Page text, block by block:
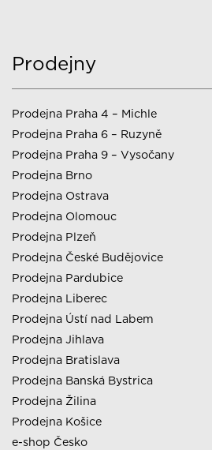
Prodejny
Prodejna Praha 4 – Michle
Prodejna Praha 6 – Ruzyně
Prodejna Praha 9 – Vysočany
Prodejna Brno
Prodejna Ostrava
Prodejna Olomouc
Prodejna Plzeň
Prodejna České Budějovice
Prodejna Pardubice
Prodejna Liberec
Prodejna Ústí nad Labem
Prodejna Jihlava
Prodejna Bratislava
Prodejna Banská Bystrica
Prodejna Žilina
Prodejna Košice
e-shop Česko